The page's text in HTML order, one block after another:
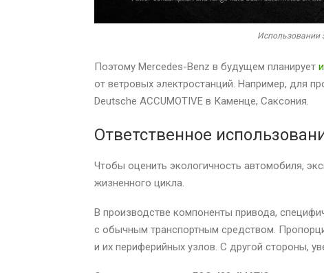
Использовании
Поэтому Mercedes-Benz в будущем планирует
от ветровых электростанций. Например, для
Deutsche ACCUMOTIVE в Каменце, Саксония.
Ответственное
Чтобы оценить экологичность автомобиля,
жизненного цикла.
В производстве компоненты привода,
с обычным транспортным средством.
и их периферийных узлов. С другой стороны,